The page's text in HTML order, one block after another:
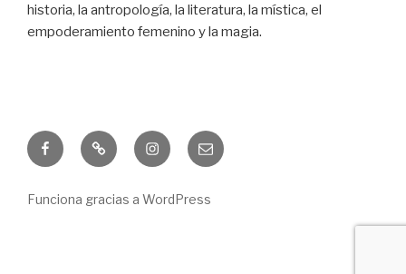
historia, la antropología, la literatura, la mística, el
empoderamiento femenino y la magia.
FacebookFreebie InstagramCorreo
electrónico
Funciona gracias a WordPress